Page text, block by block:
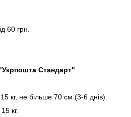
60 грн.
Стандарт"
кг, не більше 70 см (3-6 днів).
кг.